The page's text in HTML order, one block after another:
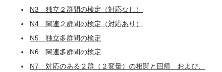
N3 独立２群間の検定（対応なし）
N4 関連２群間の検定（対応あり）
N5 独立多群間の検定
N6 関連多群間の検定
N7 対応のある２群（２変量）の相関と回帰 および、